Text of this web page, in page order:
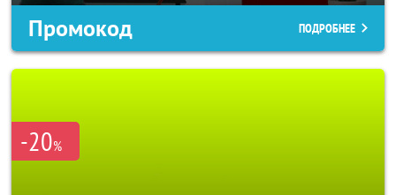
Промокод ПОДРОБНЕЕ
-20%